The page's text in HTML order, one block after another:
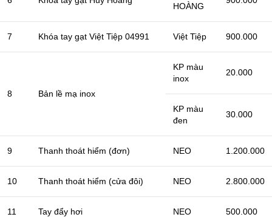
HOÀNG
7 Khóa tay gạt Việt Tiệp 04991 Việt Tiệp 900.000
8 Bản lề mạ inox
KP màu
inox
20.000
KP màu
đen
30.000
9 Thanh thoát hiểm (đơn) NEO 1.200.000
10 Thanh thoát hiểm (cửa đôi) NEO 2.800.000
11 Tay đẩy hơi NEO 500.000